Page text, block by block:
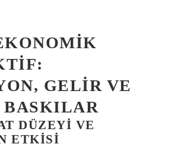
GELIR VE
BASKILAR
DÜZEYI VE
ETKISI